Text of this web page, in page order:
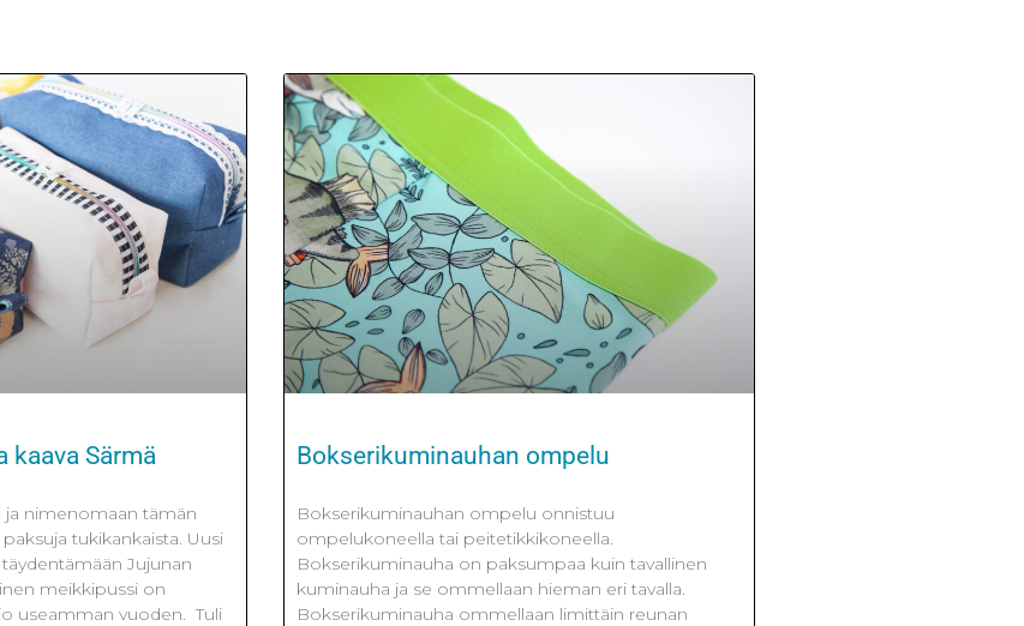
kaava Särmä
ja nimenomaan tämän
tukikankaista. Uusi
Jujunan
meikkipussi on
useamman vuoden. Tuli
Bokserikuminauhan ompelu
Bokserikuminauhan ompelu onnistuu
ompelukoneella tai peitetikkikoneella.
Bokserikuminauha on paksumpaa kuin tavallinen
kuminauha ja se ommellaan hieman eri tavalla.
Bokserikuminauha ommellaan limittäin reunan